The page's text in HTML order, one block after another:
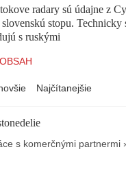
radary sú údajne z
stopu. Technicky
s ruskými
Najčítanejšie
s komerčnými partnermi ›